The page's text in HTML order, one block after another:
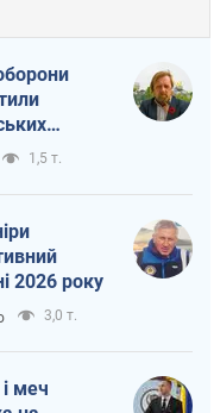
1,5 т.
2026 року
3,0 т.
меч